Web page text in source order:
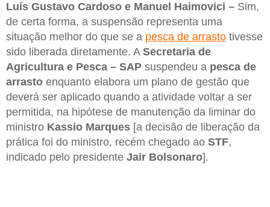
Luís Gustavo Cardoso e Manuel Haimovici – Sim,
de certa forma, a suspensão representa uma
situação melhor do que se a pesca de arrasto tivesse
sido liberada diretamente. A Secretaria de
Agricultura e Pesca – SAP suspendeu a pesca de
arrasto enquanto elabora um plano de gestão que
deverá ser aplicado quando a atividade voltar a ser
permitida, na hipótese de manutenção da liminar do
ministro Kassio Marques [a decisão de liberação da
prática foi do ministro, recém chegado ao STF,
indicado pelo presidente Jair Bolsonaro].